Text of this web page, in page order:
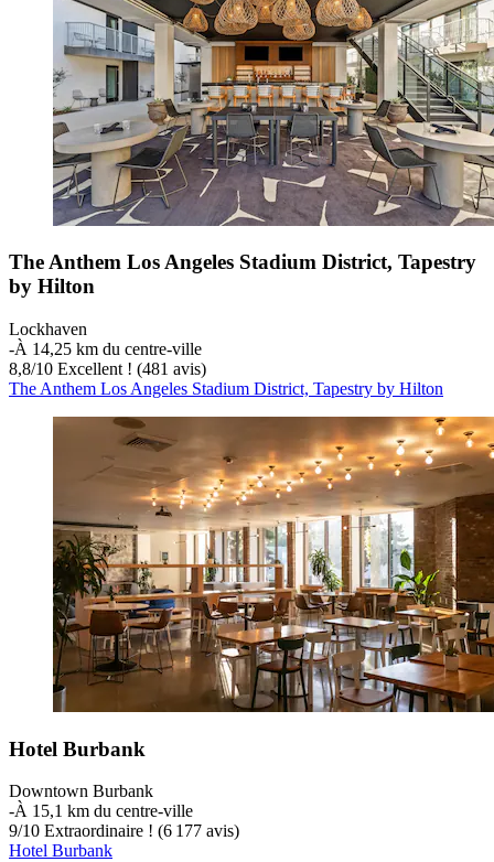
The Anthem Los Angeles Stadium District, Tapestry
by Hilton
Lockhaven
‐À 14,25 km du centre-ville
8,8/10 Excellent ! (481 avis)
The Anthem Los Angeles Stadium District, Tapestry by Hilton
Hotel Burbank
Downtown Burbank
‐À 15,1 km du centre-ville
9/10 Extraordinaire ! (6 177 avis)
Hotel Burbank